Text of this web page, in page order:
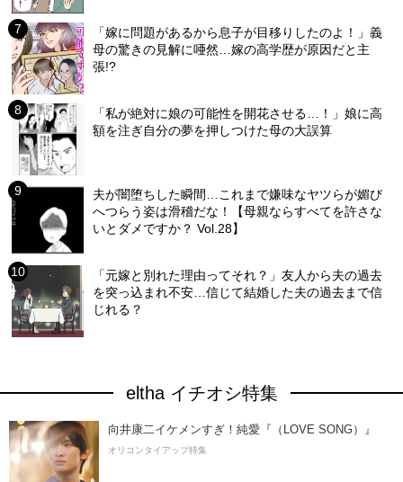
「嫁に問題があるから息子が目移りしたのよ！」義
母の驚きの見解に唖然…嫁の高学歴が原因だと主
張!?
「私が絶対に娘の可能性を開花させる…！」娘に高
額を注ぎ自分の夢を押しつけた母の大誤算
夫が闇堕ちした瞬間…これまで嫌味なヤツらが媚び
へつらう姿は滑稽だな！【母親ならすべてを許さな
いとダメですか？ Vol.28】
「元嫁と別れた理由ってそれ？」友人から夫の過去
を突っ込まれ不安…信じて結婚した夫の過去まで信
じれる？
eltha イチオシ特集
向井康二イケメンすぎ！純愛『（LOVE SONG）』
オリコンタイアップ特集